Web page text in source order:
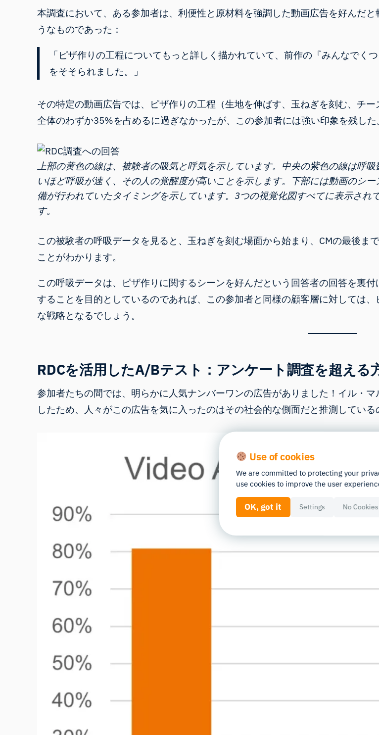
本調査において、ある参加者は、利便性と原材料を強調した動画広告を好んだ
うなものであった：
「ピザ作りの工程についてもっと詳しく描かれていて、前作の『みんなでく
をそそられました。」
その特定の動画広告では、ピザ作りの工程（生地を伸ばす、玉ねぎを刻む、チ
全体のわずか35%を占めるに過ぎなかったが、この参加者には強い印象を残した
上部の黄色の線は、被験者の吸気と呼気を示しています。中央の紫色の線は呼
いほど呼吸が速く、その人の覚醒度が高いことを示します。下部には動画のシ
備が行われていたタイミングを示しています。3つの視覚化図すべてに表示さ
す。
この被験者の呼吸データを見ると、玉ねぎを刻む場面から始まり、CMの最後ま
ことがわかります。
この呼吸データは、ピザ作りに関するシーンを好んだという回答者の回答を裏
することを目的としているのであれば、この参加者と同様の顧客層に対しては
な戦略となるでしょう。
RDCを活用したA/Bテスト：アンケート調査を超える
参加者たちの間では、明らかに人気ナンバーワンの広告がありました！イル・
したため、人々がこの広告を気に入ったのはその社会的な側面だと推測している
Use of cookies
We are committed to protecting your
use cookies to improve the user
OK, got it Settings No